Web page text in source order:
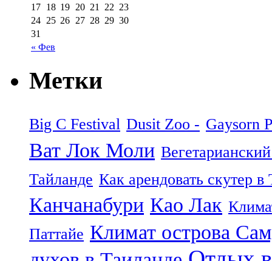
« Фев
17 18 19 20 21 22 23
24 25 26 27 28 29 30
31
Метки
Big C Festival Dusit Zoo - Gaysorn
Ват Лок Моли
Тайланде Как арендовать скутер в
Канчанабури Као Лак
Паттайе Климат острова